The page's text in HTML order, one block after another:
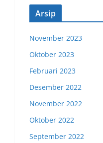
Arsip
November 2023
Oktober 2023
Februari 2023
Desember 2022
November 2022
Oktober 2022
September 2022